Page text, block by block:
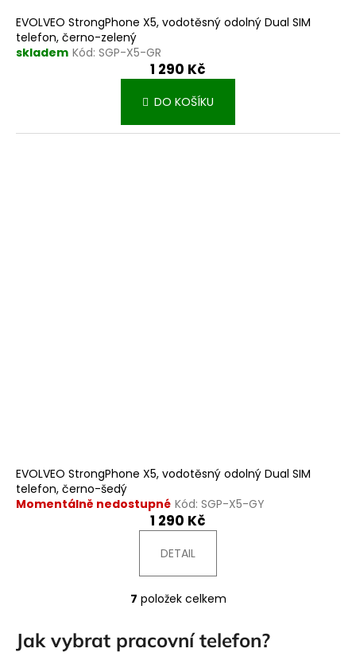
EVOLVEO StrongPhone X5, vodotěsný odolný Dual SIM
telefon, černo-zelený
skladem Kód: SGP-X5-GR
1 290 Kč
DO KOŠÍKU
EVOLVEO StrongPhone X5, vodotěsný odolný Dual SIM
telefon, černo-šedý
Momentálně nedostupné Kód: SGP-X5-GY
1 290 Kč
DETAIL
O
l
7 položek celkem
Jak vybrat pracovní telefon?